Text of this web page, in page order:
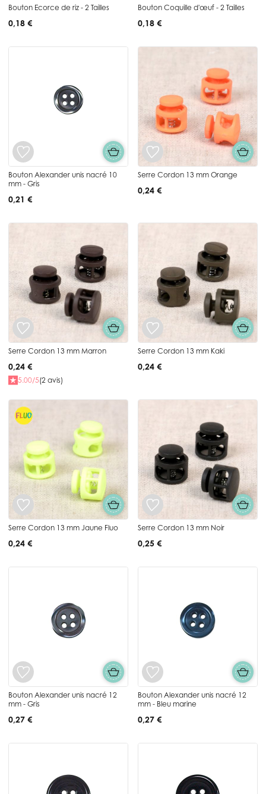
Bouton Ecorce de riz - 2 Tailles
0,18 €
Bouton Coquille d'œuf - 2 Tailles
0,18 €
Bouton Alexander unis nacré 10
mm - Gris
0,21 €
Serre Cordon 13 mm Orange
0,24 €
Serre Cordon 13 mm Marron
0,24 €
5.00/5(2 avis)
Serre Cordon 13 mm Kaki
0,24 €
Serre Cordon 13 mm Jaune Fluo
0,24 €
Serre Cordon 13 mm Noir
0,25 €
Bouton Alexander unis nacré 12
mm - Gris
0,27 €
Bouton Alexander unis nacré 12
mm - Bleu marine
0,27 €